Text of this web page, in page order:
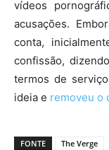
vídeos
acusações.
conta,
confissão,
termos de
ideia e removeu o
FONTE
The Verge